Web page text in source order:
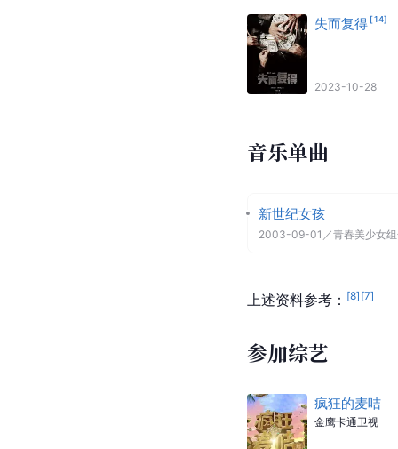
失而复得 [14]
2023-10-28
音乐单曲
新世纪女孩
2003-09-01 ／青春美少女
上述资料参考： [8] [7]
参加综艺
疯狂的麦咭
金鹰卡通卫视